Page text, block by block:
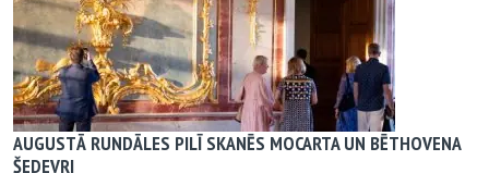
AUGUSTĀ RUNDĀLES PILĪ SKANĒS MOCARTA UN BĒTHOVENA
ŠEDEVRI